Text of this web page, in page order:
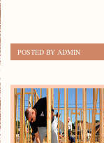
POSTED BY ADMIN